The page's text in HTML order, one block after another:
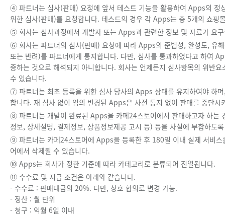
④ 파트너는 심사(판매) 요청에 앞서 테스트 기능을 활용하여 Apps의 정
위한 심사(판매)를 요청합니다. 테스트의 경우 각 Apps는 총 5개의 쇼핑
⑤ 회사는 심사과정에서 개발자 또는 Apps과 관련한 정보 및 자료가 요
⑥ 회사는 파트너의 심사(판매) 요청에 따라 Apps의 준법성, 완성도, 유
또는 반려)를 파트너에게 통지합니다. 다만, 심사를 통과하였다고 하여
증하는 것으로 해석되지 아니합니다. 회사는 언제든지 심사항목의 위반
수 있습니다.
⑦ 파트너는 최초 등록을 위한 심사 당사의 Apps 상태를 유지하여야 하
합니다. 재 심사 없이 임의 변경된 Apps은 사전 통지 없이 판매를 중단시
⑧ 파트너는 개발이 완료된 Apps을 카페24스토어에서 판매하고자 하는
정보, 상세설명, 결제정보, 상품정보제공 고시 등) 등을 사실에 부합하도
⑨ 파트너는 카페24스토어에 Apps을 등록한 후 180일 이내 실제 서비
어에서 삭제될 수 있습니다.
⑩ Apps는 회사가 정한 기준에 따라 카테고리로 분류되어 진열됩니다.
⑪ 수수료 및 지급 조건은 아래와 같습니다.
- 수수료 : 판매대금의 20%. 다만, 상호 합의로 변경 가능.
- 정산 : 월 단위
- 청구 : 익월 6일 이내